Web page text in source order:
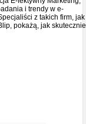
i trendy w e-
z takich firm, jak
pokażą, jak skutecznie